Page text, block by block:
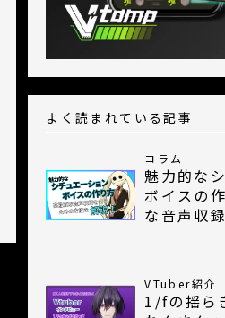
よく読まれている記事
コラム
魅力的な
ボイスの
な音声収
VTuber紹介
1/fの揺ら